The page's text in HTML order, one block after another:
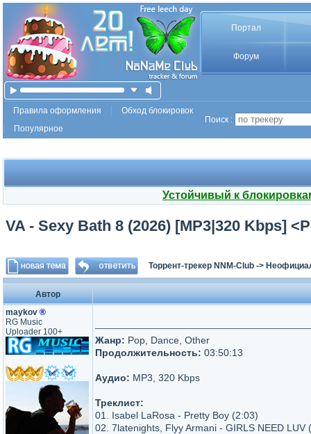
Портал
Форум
Правила оформления
Обход блокировок
Популярное
Поиск :
Устойчивый к
VA - Sexy Bath 8 (2026) [MP3|320 Kbps]
Торрент-трекер NNM-Club ->
Автор
maykov ®
RG Music
Uploader 100+
Жанр: Pop, Dance, Other
Продолжительность: 03:50:13
Аудио: MP3, 320 Kbps
Треклист:
01. Isabel LaRosa - Pretty Boy (2:03)
02. 7latenights, Flyy Armani - GIRLS NEED LUV